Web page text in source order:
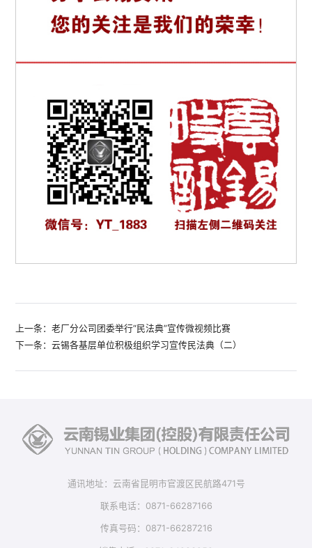
上一条：老厂分公司团委举行“民法典”宣传微视频比赛
下一条：云锡各基层单位积极组织学习宣传民法典（二）
通讯地址：云南省昆明市官渡区民航路471号
联系电话：0871-66287166
传真号码：0871-66287216